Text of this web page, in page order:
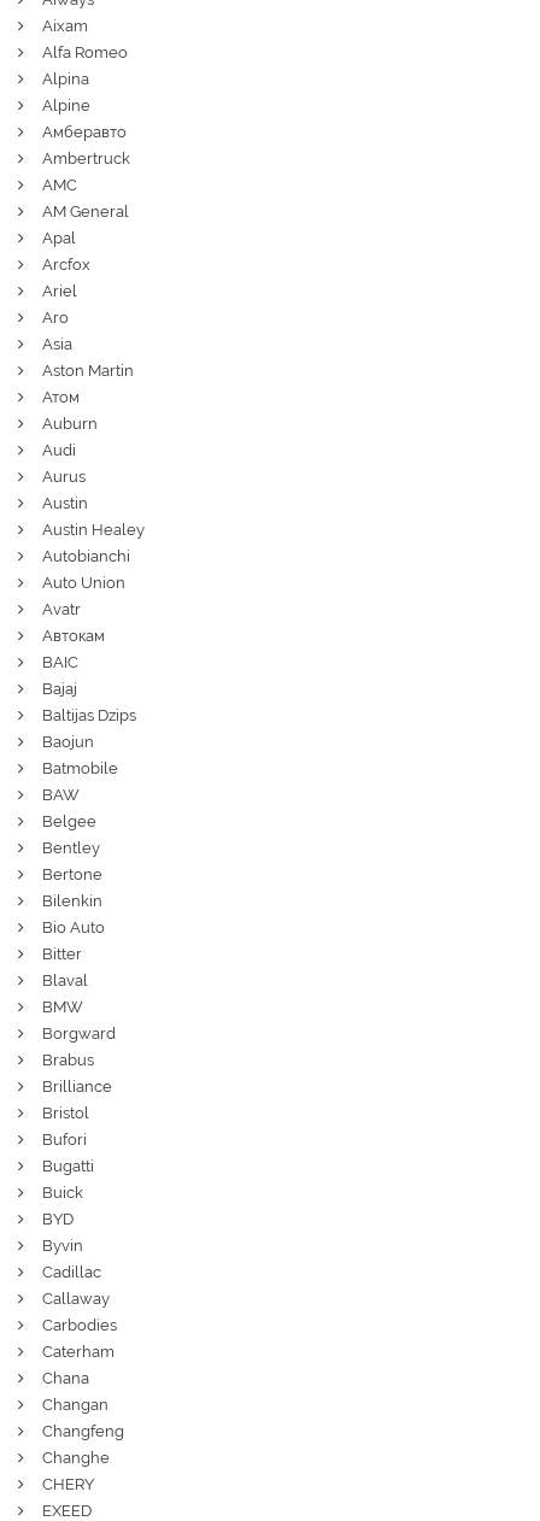
Aixam
Alfa Romeo
Alpina
Alpine
Амберавто
Ambertruck
AMC
AM General
Apal
Arcfox
Ariel
Aro
Asia
Aston Martin
Атом
Auburn
Audi
Aurus
Austin
Austin Healey
Autobianchi
Auto Union
Avatr
Автокам
BAIC
Bajaj
Baltijas Dzips
Baojun
Batmobile
BAW
Belgee
Bentley
Bertone
Bilenkin
Bio Auto
Bitter
Blaval
BMW
Borgward
Brabus
Brilliance
Bristol
Bufori
Bugatti
Buick
BYD
Byvin
Cadillac
Callaway
Carbodies
Caterham
Chana
Changan
Changfeng
Changhe
CHERY
EXEED